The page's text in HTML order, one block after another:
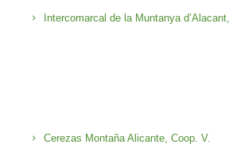
Intercomarcal de la Muntanya
Cerezas Montaña Alicante, Coop. V.